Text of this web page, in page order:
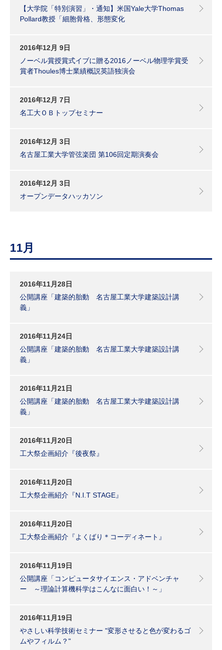
【大学院「特別演習」・通知】米国Yale大学Thomas
Pollard教授「細胞骨格、形態変化
2016年12月 9日
ノーベル賞授賞式イブに贈る2016ノーベル物理学賞受
賞者Thoules博士業績概説英語独演会
2016年12月 7日
名工大ＯＢトップセミナー
2016年12月 3日
名古屋工業大学管弦楽団 第106回定期演奏会
2016年12月 3日
オープンデータハッカソン
11月
2016年11月28日
公開講座「建築的胎動 名古屋工業大学建築設計講
義」
2016年11月24日
公開講座「建築的胎動 名古屋工業大学建築設計講
義」
2016年11月21日
公開講座「建築的胎動 名古屋工業大学建築設計講
義」
2016年11月20日
工大祭企画紹介『後夜祭』
2016年11月20日
工大祭企画紹介『N.I.T STAGE』
2016年11月20日
工大祭企画紹介『よくばり＊コーディネート』
2016年11月19日
公開講座「コンピュータサイエンス・アドベンチャ
ー ～理論計算機科学はこんなに面白い！～」
2016年11月19日
やさしい科学技術セミナー "変形させると色が変わるゴ
ムやフィルム？"